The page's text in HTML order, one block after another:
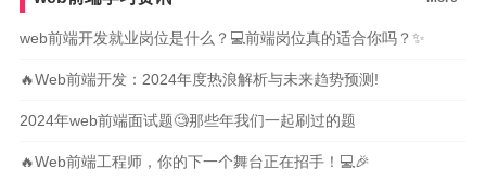
web前端开发就业岗位是什么？💻前端岗位真的适合你吗？✨
🔥Web前端开发：2024年度热浪解析与未来趋势预测!
2024年web前端面试题🧐那些年我们一起刷过的题
🔥Web前端工程师，你的下一个舞台正在招手！💻🎉